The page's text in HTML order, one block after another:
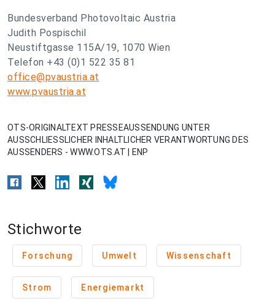
Bundesverband Photovoltaic Austria
Judith Pospischil
Neustiftgasse 115A/19, 1070 Wien
Telefon +43 (0)1 522 35 81
office@pvaustria.at
www.pvaustria.at
OTS-ORIGINALTEXT PRESSEAUSSENDUNG UNTER
AUSSCHLIESSLICHER INHALTLICHER VERANTWORTUNG DES
AUSSENDERS - WWW.OTS.AT | ENP
Stichworte
Forschung Umwelt Wissenschaft
Strom Energiemarkt